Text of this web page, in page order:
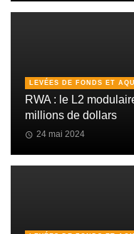
LEVÉES DE FONDS ET
RWA : le L2
millions de dollars
24 mai 2024